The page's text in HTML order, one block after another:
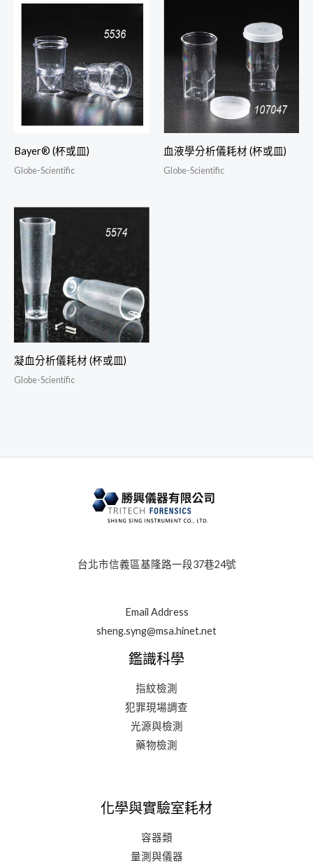
Bayer® (杯或皿)
Globe-Scientific
血液學分析儀耗材 (杯或皿)
Globe-Scientific
凝血分析儀耗材 (杯或皿)
Globe-Scientific
台北市信義區基隆路一段37巷24號
Email Address
sheng.syng@msa.hinet.net
鑑識科學
指紋檢測
犯罪現場調查
光源與檢測
藥物檢測
化學與實驗室耗材
容器類
量測與儀器